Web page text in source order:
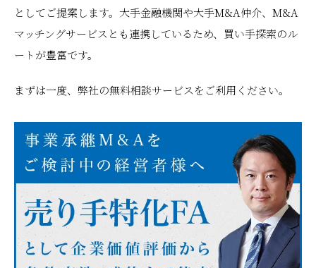
としてご提案します。大手金融機関や大手M&A仲介、M&A
マッチングサービスとも連携しているため、買い手探索のル
ートが豊富です。
まずは一度、弊社の無料相談サービスをご利用ください。